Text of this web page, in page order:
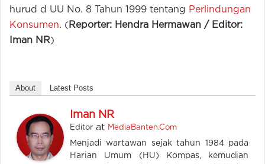
hurud d UU No. 8 Tahun 1999 tentang Perlindungan
Konsumen. ( Reporter: Hendra Hermawan / Editor:
Iman NR)
About Latest Posts
Iman NR
Editor at MediaBanten.Com
Menjadi wartawan sejak tahun 1984 pada
Harian Umum (HU) Kompas, kemudian